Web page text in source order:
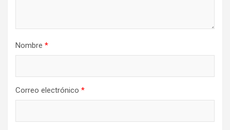
Nombre *
Correo electrónico *